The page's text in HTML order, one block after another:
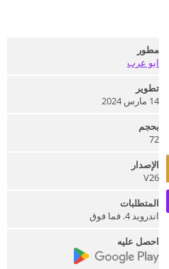
مطور
ابو عرب
تطوير
14 مارس 2024
بحجم
72
الإصدار
V26
المتطلبات
اندرويد 4. فما فوق
احصل عليه